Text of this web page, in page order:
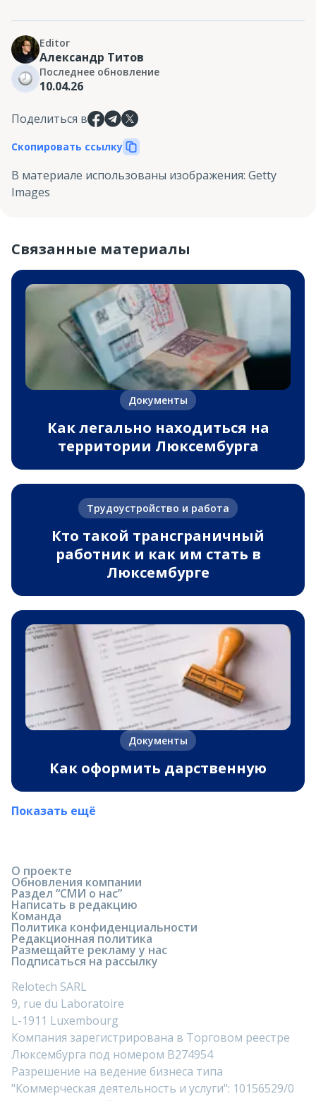
Editor
Александр Титов
Последнее обновление
10.04.26
Поделиться в
Скопировать ссылку
В материале использованы изображения: Getty
Images
Связанные материалы
Документы
Как легально находиться на
территории Люксембурга
Трудоустройство и работа
Кто такой трансграничный
работник и как им стать в
Люксембурге
Документы
Как оформить дарственную
Показать ещё
О проекте
Обновления компании
Раздел “СМИ о нас”
Написать в редакцию
Команда
Политика конфиденциальности
Редакционная политика
Размещайте рекламу у нас
Подписаться на рассылку
Relotech SARL
9, rue du Laboratoire
L-1911 Luxembourg
Компания зарегистрирована в Торговом реестре
Люксембурга под номером B274954
Разрешение на ведение бизнеса типа
"Коммерческая деятельность и услуги": 10156529/0